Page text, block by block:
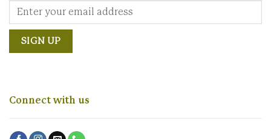
Connect with us